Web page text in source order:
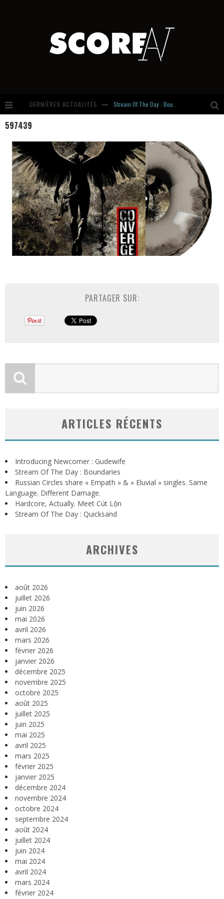
DERNIÈRES ACTUALITÉS
Hardcore, Actually. Meet Cút Lộn
597439
PARTAGER SUR:
ARTICLES RÉCENTS
Introducing Newcomer : Gudewife
Stream Of The Day : Boundaries
Russian Circles share « Empath » & « Eluvial » singles. Same
Language. Different Damage.
Hardcore, Actually. Meet Cút Lộn
Stream Of The Day : Quicksand
ARCHIVES
août 2026
juillet 2026
juin 2026
mai 2026
avril 2026
mars 2026
février 2026
janvier 2026
décembre 2025
novembre 2025
octobre 2025
août 2025
juillet 2025
juin 2025
mai 2025
avril 2025
mars 2025
février 2025
janvier 2025
décembre 2024
novembre 2024
octobre 2024
septembre 2024
août 2024
juillet 2024
juin 2024
mai 2024
avril 2024
mars 2024
février 2024